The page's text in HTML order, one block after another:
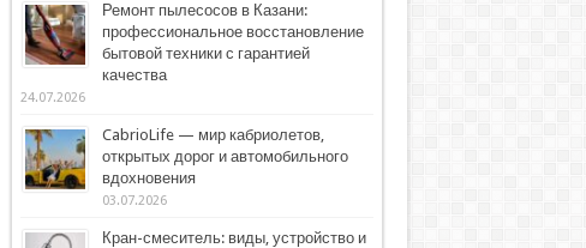
Ремонт пылесосов в Казани:
профессиональное восстановление
бытовой техники с гарантией
качества
24.07.2026
CabrioLife — мир кабриолетов,
открытых дорог и автомобильного
вдохновения
03.07.2026
Кран-смеситель: виды, устройство и